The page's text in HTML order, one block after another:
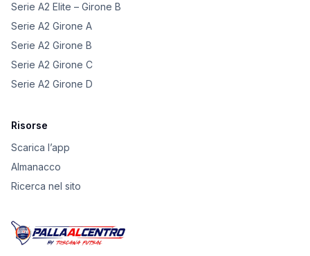
Serie A2 Elite – Girone B
Serie A2 Girone A
Serie A2 Girone B
Serie A2 Girone C
Serie A2 Girone D
Risorse
Scarica l’app
Almanacco
Ricerca nel sito